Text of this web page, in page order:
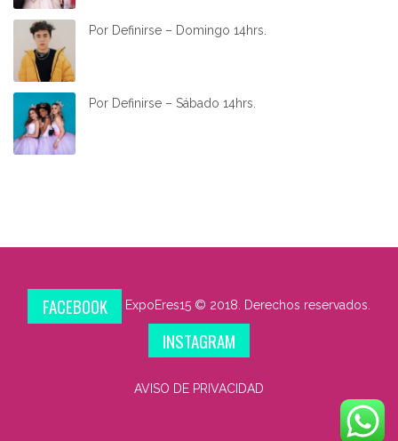
Por Definirse – Domingo 14hrs.
Por Definirse – Sábado 14hrs.
FACEBOOK ExpoEres15 © 2018. Derechos reservados.
INSTAGRAM
AVISO DE PRIVACIDAD